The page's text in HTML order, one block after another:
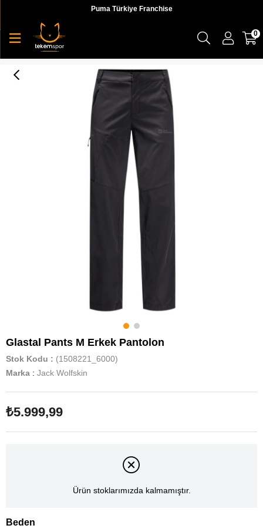
Puma Türkiye Franchise
0
Glastal Pants M Erkek Pantolon
Stok Kodu
(1508221_6000)
Marka : Jack Wolfskin
₺5.999,99
Ürün stoklarımızda kalmamıştır.
Beden